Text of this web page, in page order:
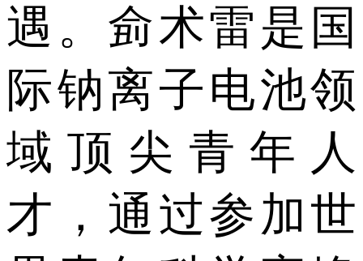
遇。侴术雷是国
际钠离子电池领
域顶尖青年人
才，通过参加世